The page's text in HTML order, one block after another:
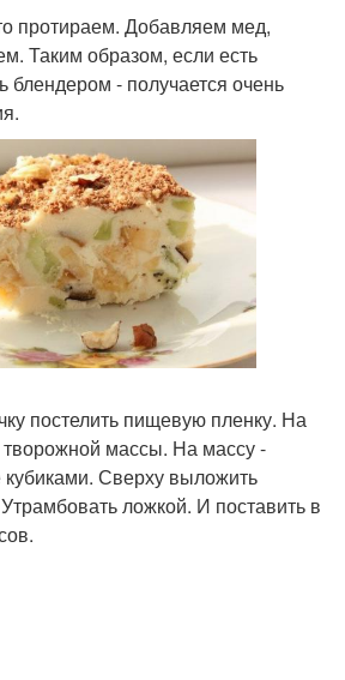
протираем. Добавляем мед,
Таким образом, если есть
блендером - получается очень
постелить пищевую пленку. На
массы. На массу -
Сверху выложить
ложкой. И поставить в